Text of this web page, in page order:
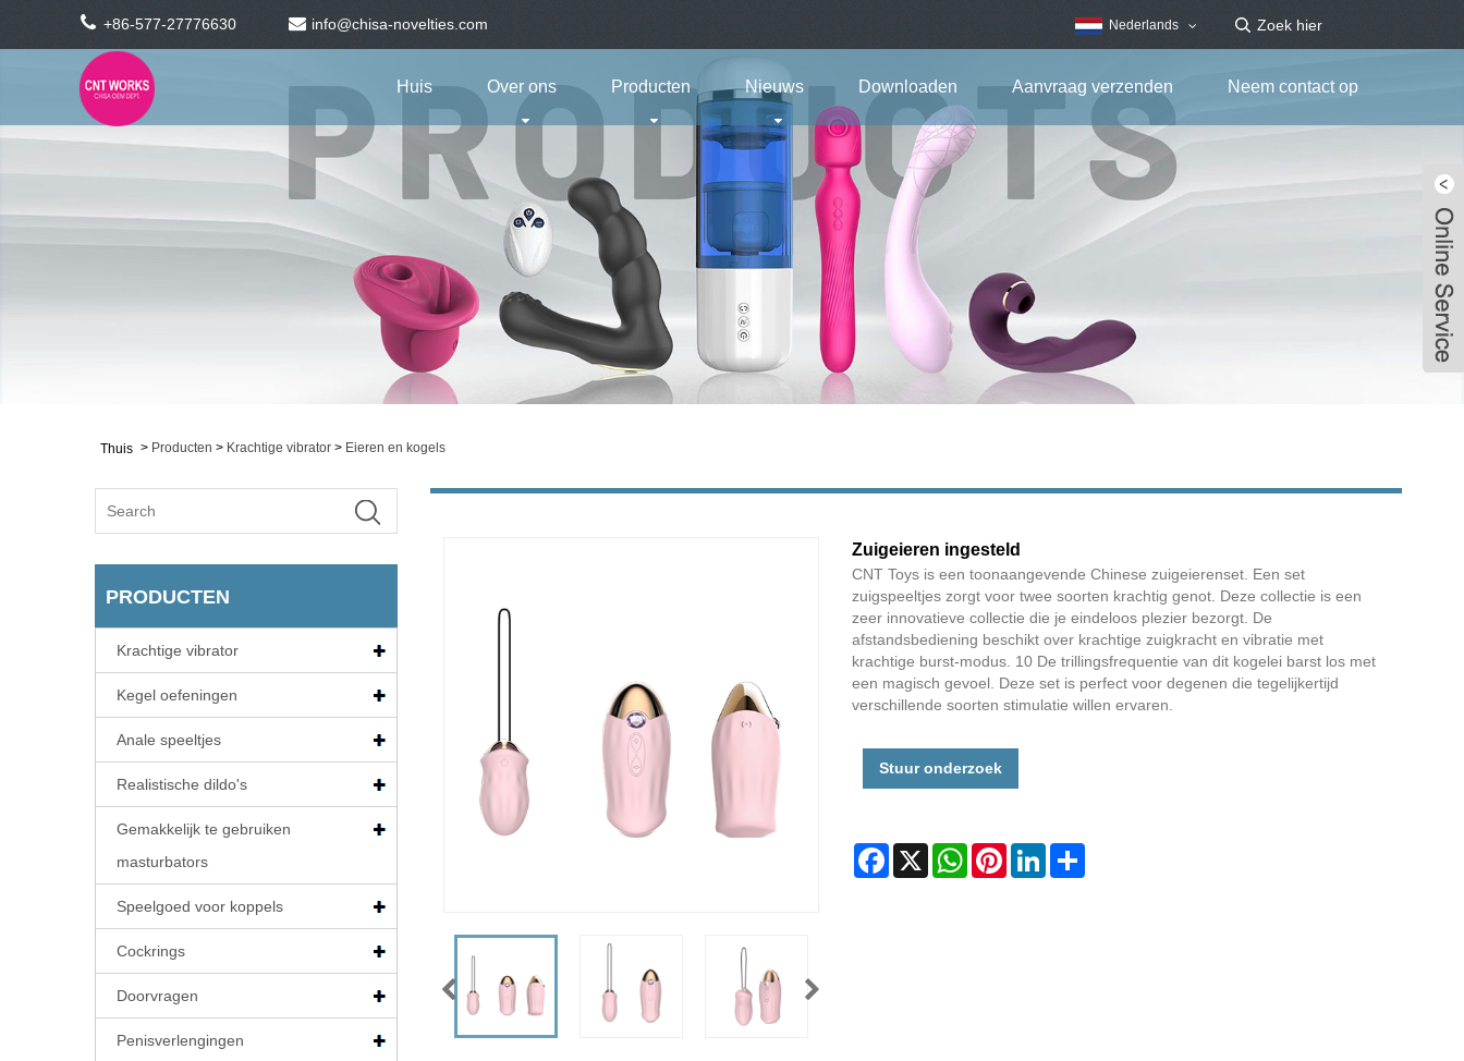
+86-577-27776630 info@chisa-novelties.com Nederlands
Huis Over ons Producten Nieuws Downloaden Aanvraag verzenden Neem contact op
Thuis > Producten > Krachtige vibrator > Eieren en kogels
PRODUCTEN
Krachtige vibrator
Kegel oefeningen
Anale speeltjes
Realistische dildo's
Gemakkelijk te gebruiken
masturbators
Speelgoed voor koppels
Cockrings
Doorvragen
Penisverlengingen
Zuigeieren ingesteld
CNT Toys is een toonaangevende Chinese zuigeierenset. Een set
zuigspeeltjes zorgt voor twee soorten krachtig genot. Deze collectie is een
zeer innovatieve collectie die je eindeloos plezier bezorgt. De
afstandsbediening beschikt over krachtige zuigkracht en vibratie met
krachtige burst-modus. 10 De trillingsfrequentie van dit kogelei barst los met
een magisch gevoel. Deze set is perfect voor degenen die tegelijkertijd
verschillende soorten stimulatie willen ervaren.
Stuur onderzoek
Facebook
X WhatsAppPinterestLinkedInShare